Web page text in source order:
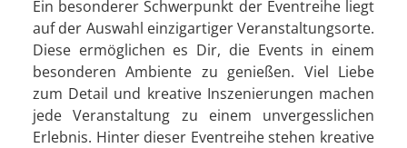
Ein besonderer Schwerpunkt der Eventreihe liegt
auf der Auswahl einzigartiger Veranstaltungsorte.
Diese ermöglichen es Dir, die Events in einem
besonderen Ambiente zu genießen. Viel Liebe
zum Detail und kreative Inszenierungen machen
jede Veranstaltung zu einem unvergesslichen
Erlebnis. Hinter dieser Eventreihe stehen kreative